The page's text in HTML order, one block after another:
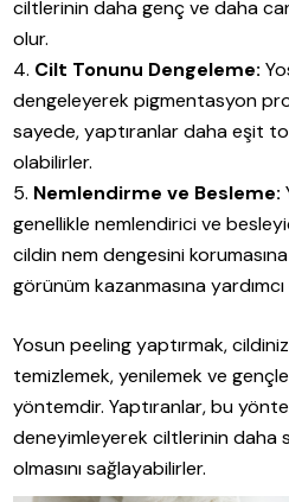
ciltlerinin daha genç ve daha
olur.
Cilt Tonunu Dengeleme:
dengeleyerek pigmentasyon
sayede, yaptıranlar daha eşit
olabilirler.
Nemlendirme ve Besleme:
genellikle nemlendirici ve
cildin nem dengesini
görünüm kazanmasına yardımcı
Yosun peeling yaptırmak,
temizlemek, yenilemek ve
yöntemdir. Yaptıranlar, bu
deneyimleyerek ciltlerinin daha
olmasını sağlayabilirler.